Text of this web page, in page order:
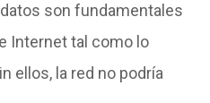
datos son fundamentales
Internettal como lo
ellos, la red no podría